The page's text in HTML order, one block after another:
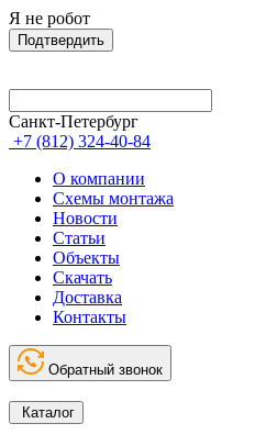
Я не робот
Подтвердить
Санкт-Петербург
+7 (812) 324-40-84
О компании
Схемы монтажа
Новости
Статьи
Объекты
Скачать
Доставка
Контакты
Обратный звонок
Каталог